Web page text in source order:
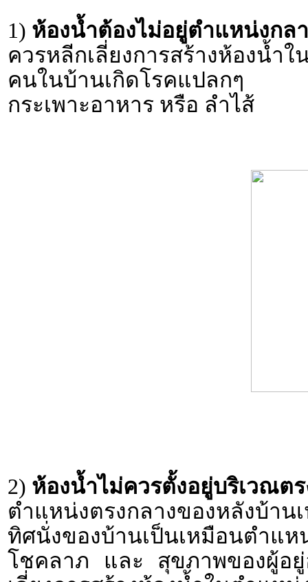
1) ห้องน้ำต้องไม่อยู่ตำแหน่งกล
ควรหลีกเลี่ยงการสร้างห้องน้
คนในบ้านเกิดโรคแปลกๆ
กระเพาะอาหาร หรือ ลำไส้
2) ห้องน้ำไม่ควรตั้งอยู่บริเวณต
ตำแหน่งตรงกลางของหลังบ้าน
ทิศนั่งของบ้านเป็นเหมือนตำ
โชคลาภ และ สุขภาพของผู้อ